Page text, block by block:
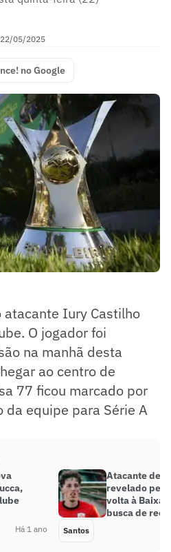
22/05/2025
no Google
atacante Iury Castilho
O jogador foi
na manhã desta
ao centro de
77 ficou marcado por
da equipe para Série A
Há 1 ano
Atacante de
revelado pelo
volta à
busca de
Santos